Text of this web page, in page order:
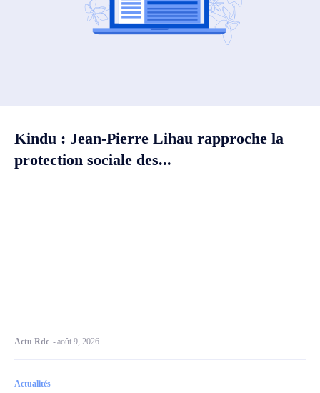
Kindu : Jean-Pierre Lihau rapproche la
protection sociale des...
Actu Rdc -août 9, 2026
Actualités